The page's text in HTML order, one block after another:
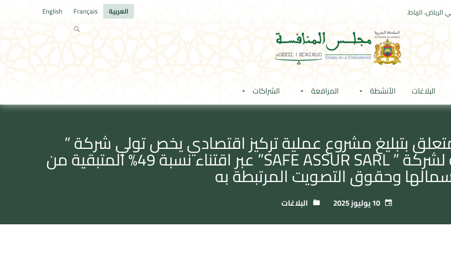
الرياض، الرباط. العربية Français
English
البلاغات الأنشطة المرافعة الشراكات
بتبليغ مشروع عملية تركيز اقتصادي يخص تولي شركة ”
AFMA SA” المراقبة الحصرية لشركة ” SAFE ASSUR SARL” عبر اقتناء نسبة 49% المتبقية من
وحقوق التصويت المرتبطة به
10 يوليوز 2025 البلاغات